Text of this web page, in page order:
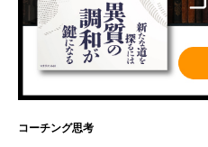
コーチング思考